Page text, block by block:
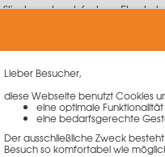
hochfestem
12-schichtig
von 70 kN/m² nach
mit vielfältigsten
Spannstellen zu setzen
Verbindung mit der
durch
Firmenfarbe erhältlich
Identifizierung
Lieber Besucher,
diese Webseite benutzt Cookies
eine optimale
eine bedarfsgerechte
Der ausschließliche Zweck
Besuch so komfortabel wie